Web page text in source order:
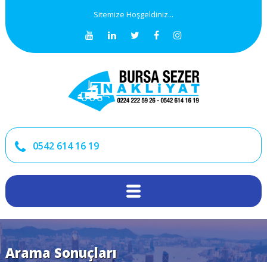
Sitemize Hoşgeldiniz...
0542 614 16 19
Arama Sonuçları